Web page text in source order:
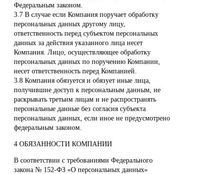
Федеральным законом.
3.7 В случае если Компания поручает обработку
персональных данных другому лицу,
ответственность перед субъектом персональных
данных за действия указанного лица несет
Компания. Лицо, осуществляющее обработку
персональных данных по поручению Компании,
несет ответственность перед Компанией.
3.8 Компания обязуется и обязует иные лица,
получившие доступ к персональным данным, не
раскрывать третьим лицам и не распространять
персональные данные без согласия субъекта
персональных данных, если иное не предусмотрено
федеральным законом.
4 ОБЯЗАННОСТИ КОМПАНИИ
В соответствии с требованиями Федерального
закона № 152-ФЗ «О персональных данных»